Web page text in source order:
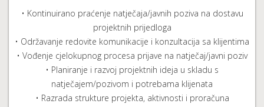
• Kontinuirano praćenje natječaja/javnih poziva na dostavu
projektnih prijedloga
• Održavanje redovite komunikacije i konzultacija sa klijentima
• Vođenje cjelokupnog procesa prijave na natječaj/javni poziv
• Planiranje i razvoj projektnih ideja u skladu s
natječajem/pozivom i potrebama klijenata
• Razrada strukture projekta, aktivnosti i proračuna